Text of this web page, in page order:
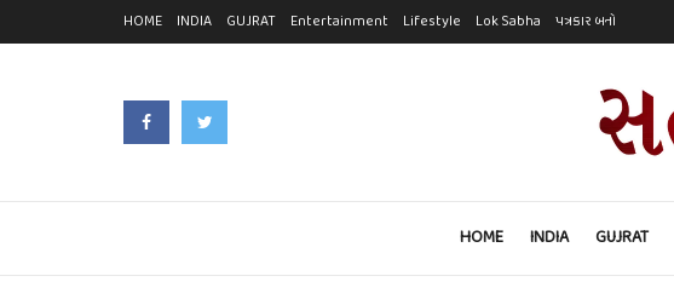
HOME INDIA GUJRAT Entertainment Lifestyle Lok Sabha પત્રકાર બનો
HOME INDIA GUJRAT